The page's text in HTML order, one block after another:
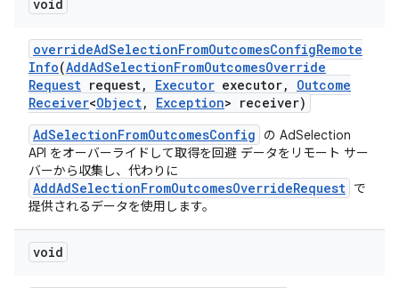
void
overrideAdSelectionFromOutcomesConfigRemote
Info(AddAdSelectionFromOutcomesOverride
Request request, Executor executor,
Outcome
Receiver<Object, Exception> receiver)
AdSelectionFromOutcomesConfig
の AdSelection
API をオーバーライドして取得を回避 データをリモート サー
バーから収集し、代わりに
AddAdSelectionFromOutcomesOverrideRequest で
提供されるデータを使用します。
void